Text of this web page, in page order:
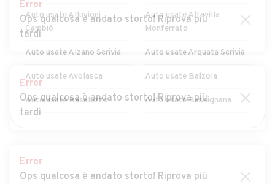
Auto usate Alluvioni
Cambiò
Auto usate Altavilla
Monferrato
Auto usate Alzano Scrivia Auto usate Arquata Scrivia
Auto usate Avolasca Auto usate Balzola
Auto usate Basaluzzo Auto usate Bassignana
Auto usate Berzano di
Tortona
Error
Ops qualcosa è andato storto! Riprova più
tardi
Error
Ops qualcosa è andato storto! Riprova più
tardi
Error
Ops qualcosa è andato storto! Riprova più